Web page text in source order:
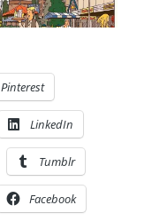
Pinterest
LinkedIn
Tumblr
Facebook